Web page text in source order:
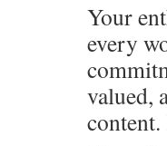
Your
every
valued,